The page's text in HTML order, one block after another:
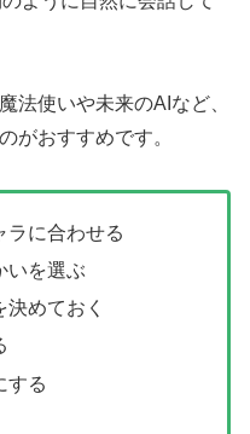
法使いや未来のAIなど、
がおすすめです。
ラに合わせる
いを選ぶ
めておく
する